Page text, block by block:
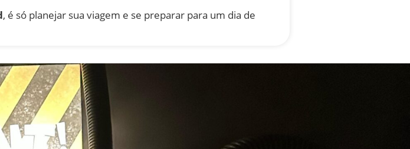
, é só planejar sua viagem e se preparar para um dia de